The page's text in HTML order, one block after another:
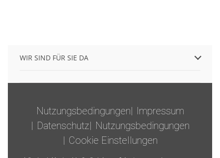
WIR SIND FÜR SIE DA
Nutzungsbedingungen
Impressum
Datenschutz
Nutzungsbedingungen
Cookie Einstellungen